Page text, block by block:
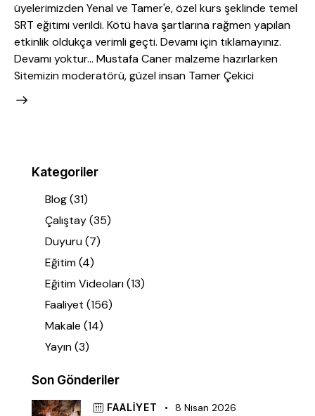
üyelerimizden Yenal ve Tamer'e, özel kurs şeklinde temel
SRT eğitimi verildi. Kötü hava şartlarına rağmen yapılan
etkinlik oldukça verimli geçti. Devamı için tıklamayınız.
Devamı yoktur... Mustafa Caner malzeme hazırlarken
Sitemizin moderatörü, güzel insan Tamer Çekici
Kategoriler
Blog(31)
Çalıştay(35)
Duyuru(7)
Eğitim(4)
Eğitim Videoları(13)
Faaliyet (156)
Makale (14)
Yayın(3)
Son Gönderiler
FAALIYET 8 Nisan 2026